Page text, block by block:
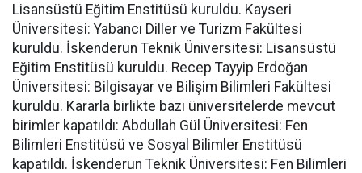
Lisansüstü Eğitim Enstitüsü kuruldu. Kayseri
Üniversitesi: Yabancı Diller ve Turizm Fakültesi
kuruldu. İskenderun Teknik Üniversitesi: Lisansüstü
Eğitim Enstitüsü kuruldu. Recep Tayyip Erdoğan
Üniversitesi: Bilgisayar ve Bilişim Bilimleri Fakültesi
kuruldu. Kararla birlikte bazı üniversitelerde mevcut
birimler kapatıldı: Abdullah Gül Üniversitesi: Fen
Bilimleri Enstitüsü ve Sosyal Bilimler Enstitüsü
kapatıldı. İskenderun Teknik Üniversitesi: Fen Bilimleri